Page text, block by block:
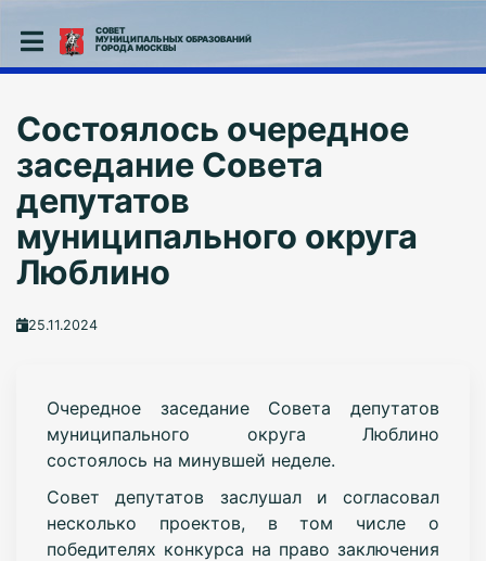
СОВЕТ
МУНИЦИПАЛЬНЫХ ОБРАЗОВАНИЙ
ГОРОДА МОСКВЫ
Состоялось очередное
заседание Совета
депутатов
муниципального округа
Люблино
25.11.2024
Очередное заседание Совета депутатов
муниципального округа Люблино
состоялось на минувшей неделе.
Совет депутатов заслушал и согласовал
несколько проектов, в том числе о
победителях конкурса на право заключения